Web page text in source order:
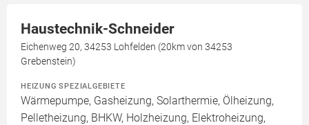
Haustechnik-Schneider
Eichenweg 20, 34253 Lohfelden (20km von 34253
Grebenstein)
HEIZUNG SPEZIALGEBIETE
Wärmepumpe, Gasheizung, Solarthermie, Ölheizung,
Pelletheizung, BHKW, Holzheizung, Elektroheizung,